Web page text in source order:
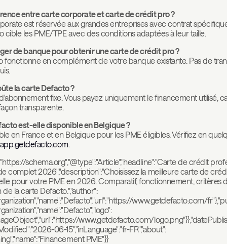
entre carte corporate et carte de crédit pro ?
est réservée aux grandes entreprises avec contrat
cible les PME/TPE avec des conditions adaptées à leur taille.
de banque pour obtenir une carte de crédit pro ?
fonctionne en complément de votre banque existante. Pas de
la carte Defacto ?
fixe. Vous payez uniquement le financement utilisé,
transparente.
est-elle disponible en Belgique ?
en France et en Belgique pour les PME éligibles. Vérifiez en
app.getdefacto.com.
schema.org","@type":"Article","headline":"Carte de crédit
complet 2026","description":"Choisissez la meilleure carte de
pour votre PME en 2026. Comparatif, fonctionnement, critères
la carte Defacto.","author":
www.getdefacto.com/
www.getdefacto.com/
06-15","inLanguage":"fr-FR","about":
PME"}}